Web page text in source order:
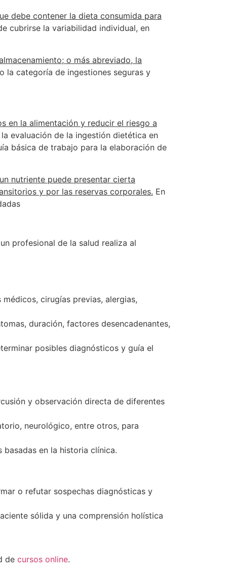
debe contener la dieta consumida para
cubrirse la variabilidad individual, en
o más abreviado, la
la categoría de ingestiones seguras y
en la alimentación y reducir el riesgo a
evaluación de la ingestión dietética en
básica de trabajo para la elaboración de
nutriente puede presentar cierta
y por las reservas corporales. En
profesional de la salud realiza al
cirugías previas, alergias,
duración, factores desencadenantes,
posibles diagnósticos y guía el
y observación directa de diferentes
neurológico, entre otros, para
en la historia clínica.
o refutar sospechas diagnósticas y
sólida y una comprensión holística
de cursos online.